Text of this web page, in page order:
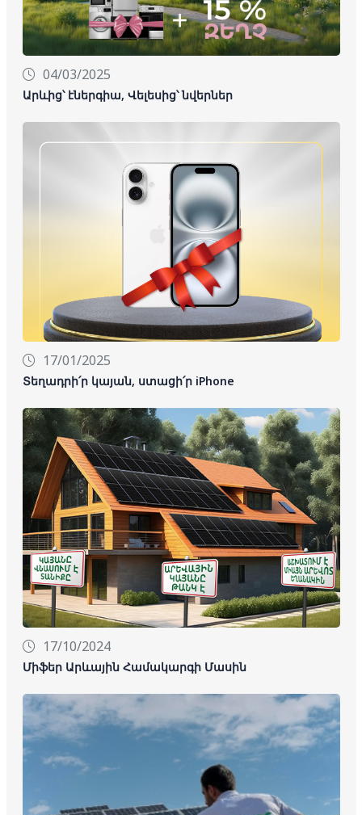
04/03/2025
Արևից՝ էներգիա, Վելեսից՝ նվերներ
17/01/2025
Տեղադրի՛ր կայան, ստացի՛ր iPhone
17/10/2024
Միֆեր Արևային Համակարգի Մասին